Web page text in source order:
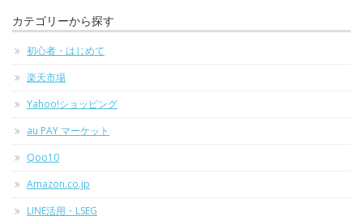
カテゴリーから探す
初心者・はじめて
楽天市場
Yahoo!ショッピング
au PAY マーケット
Qoo10
Amazon.co.jp
LINE活用・LSEG